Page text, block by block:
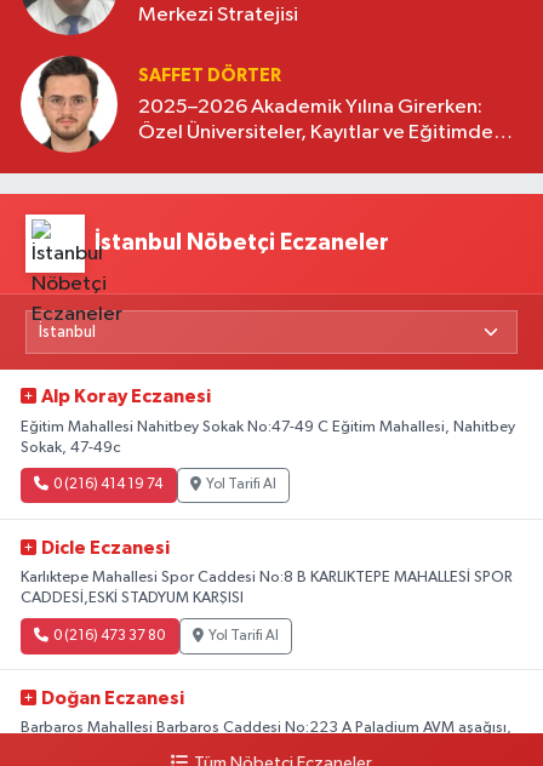
Merkezi Stratejisi
SAFFET DÖRTER
2025–2026 Akademik Yılına Girerken:
Özel Üniversiteler, Kayıtlar ve Eğitimde
İstanbul Nöbetçi Eczaneler
Alp Koray Eczanesi
Eğitim Mahallesi Nahitbey Sokak No:47-49 C Eğitim Mahallesi, Nahitbey
Sokak, 47-49c
0 (216) 414 19 74 Yol Tarifi Al
Dicle Eczanesi
Karlıktepe Mahallesi Spor Caddesi No:8 B KARLIKTEPE MAHALLESİ SPOR
CADDESİ,ESKİ STADYUM KARŞISI
0 (216) 473 37 80 Yol Tarifi Al
Doğan Eczanesi
Barbaros Mahallesi Barbaros Caddesi No:223 A Paladium AVM aşağısı,